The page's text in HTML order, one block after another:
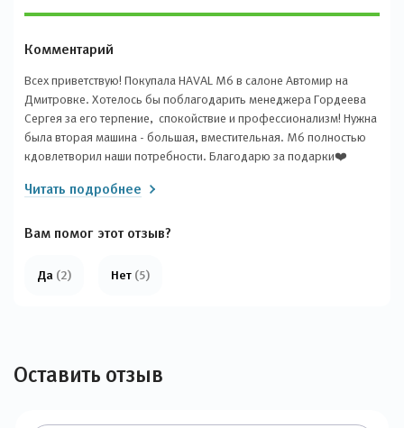
Комментарий
Всех приветствую! Покупала HAVAL M6 в салоне Автомир на
Дмитровке. Хотелось бы поблагодарить менеджера Гордеева
Сергея за его терпение, спокойствие и профессионализм! Нужна
была вторая машина - большая, вместительная. М6 полностью
кдовлетворил наши потребности. Благодарю за подарки❤️
Читать подробнее
Вам помог этот отзыв?
Да (2) Нет (5)
Оставить отзыв